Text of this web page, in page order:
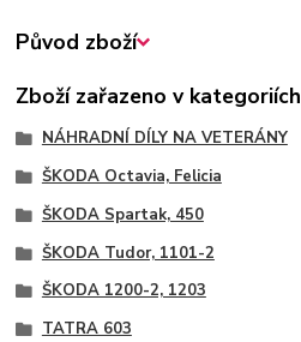
Původ zboží
Zboží zařazeno v kategoriích
NÁHRADNÍ DÍLY NA VETERÁNY
ŠKODA Octavia, Felicia
ŠKODA Spartak, 450
ŠKODA Tudor, 1101-2
ŠKODA 1200-2, 1203
TATRA 603